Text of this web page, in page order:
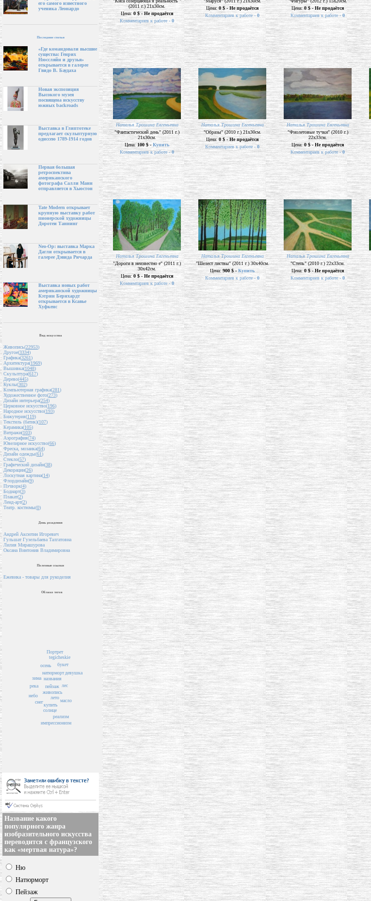
его самого известного
ученика Леонардо
Последние статьи
«Где командовали высшие
существа: Генрих
Нюссляйн и друзья»
открывается в галерее
Гвидо В. Баудаха
Новая экспозиция
Высокого музея
посвящена искусству
южных backroads
Выставка в Глиптотеке
предлагает скульптурную
одиссею 1789-1914 годов
Первая большая
ретроспектива
американского
фотографа Салли Манн
отправляется в Хьюстон
Tate Modern открывает
крупную выставку работ
пионерской художницы
Доротеи Таннинг
Neo-Op: выставка Марка
Дагли открывается в
галерее Дэвида Ричарда
Выставка новых работ
американской художницы
Кэтрин Бернхардт
открывается в Ксавье
Хуфкенс
Вид искусства
Живопись(22953)
Другое(3334)
Графика(3261)
Архитектура(1969)
Вышивка(1048)
Скульптура(617)
Дерево(445)
Куклы(302)
Компьютерная графика(281)
Художественное фото(273)
Дизайн интерьера(254)
Церковное искусство(196)
Народное искусство(193)
Бижутерия(119)
Текстиль (батик)(107)
Керамика(105)
Витражи(103)
Аэрография(74)
Ювелирное искусство(66)
Фреска, мозаика(64)
Дизайн одежды(61)
Стекло(57)
Графический дизайн(38)
Декорации(26)
Лоскутная картина(14)
Флордизайн(9)
Пэчворк(4)
Бодиарт(3)
Плакат(2)
Ленд-арт(2)
Театр. костюмы(0)
День рождения
Андрей Аксютин Игоревич
Гульшат Гузельбаева Талгатовна
Лилия Мирашурова
Оксана Винтонив Владимировна
Полезные ссылки
Ежевика - товары для рукоделия
Облако тегов
пейзаж
названия
живопись
лето
натюрморт
купить
солнце
лес
зима
осень букет
масло
река
снег
tegicheskie
реализм
небо
импрессионизм
Портрет
девушка
Название какого
популярного жанра
изобразительного искусства
переводится с французского
как «мертвая натура»?
Ню
Натюрморт
Пейзаж
(2011 г.) 21х30см.
Цена: 0 $ - Не продаётся
Комментариев к работе - 0
Цена:0 $ - Не продаётся
Комментариев к работе -0
Цена:0 $ - Не продаётся
Комментариев к работе - 0
Наталья Трошина Евгеньевна
"Фантастический день" (2011 г.)
21х30см.
Цена: 100 $ - Купить
Комментариев к работе -0
Наталья Трошина Евгеньевна
"Образы" (2010 г.) 21х30см.
Цена: 0 $ - Не продаётся
Комментариев к работе -0
Наталья Трошина Евгеньевна
"Фиолетовые тучки" (2010 г.)
22х33см.
Цена: 0 $ - Не продаётся
Комментариев к работе -0
Наталья Трошина Евгеньевна
"Дороги в неизвестно е" (2011 г.)
30х42см.
Цена:0 $ - Не продаётся
Комментариев к работе - 0
Наталья Трошина Евгеньевна
"Шелест листвы" (2011 г.) 30х40см.
Цена: 900 $ - Купить
Комментариев к работе -0
Наталья Трошина Евгеньевна
"Степь" (2010 г.) 22х33см.
Цена: 0 $ - Не продаётся
Комментариев к работе - 0